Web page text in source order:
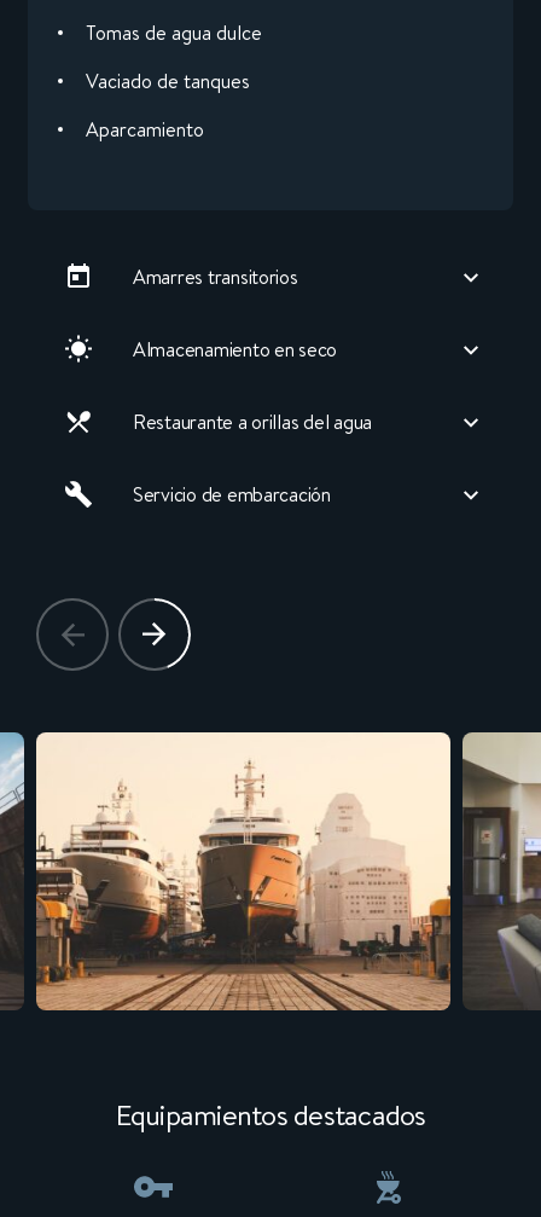
Tomas de agua dulce
Vaciado de tanques
Aparcamiento
Amarres transitorios
Almacenamiento en seco
Restaurante a orillas del agua
Servicio de embarcación
Equipamientos destacados